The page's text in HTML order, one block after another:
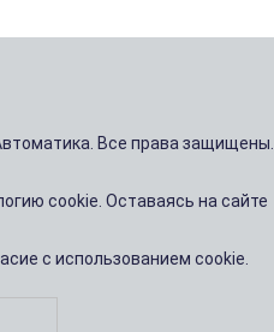
Все права защищены.
cookie. Оставаясь на сайте
с использованием cookie.